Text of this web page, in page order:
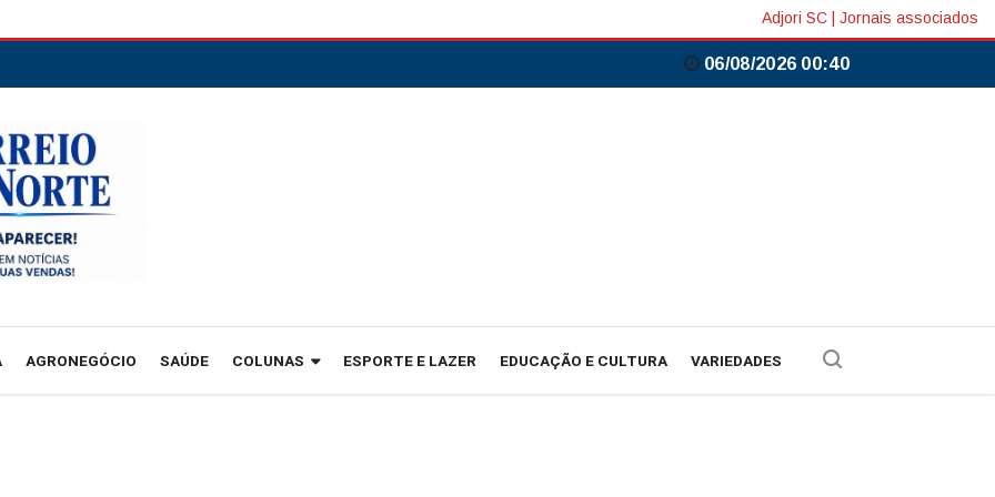
Adjori SC Jornais associados
06/08/2026 00:40
AGRONEGÓCIO SAÚDE COLUNAS ESPORTE E LAZER EDUCAÇÃO E CULTURA VARIEDADES